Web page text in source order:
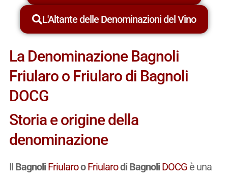
L'Altante delle Denominazioni del Vino
La Denominazione Bagnoli
Friularo o Friularo di Bagnoli
DOCG
Storia e origine della
denominazione
Il BagnoliFriularooFriularodi BagnoliDOCGè una